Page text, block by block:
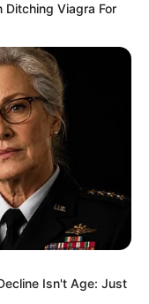
Ditching Viagra For
Isn't Age: Just